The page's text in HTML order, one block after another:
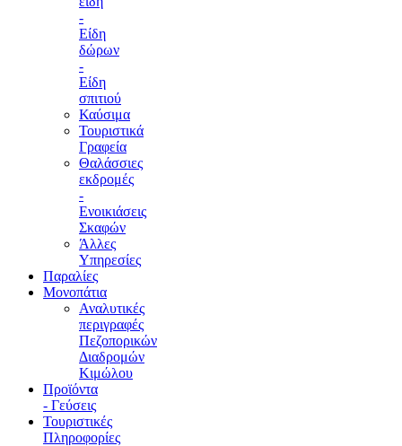
-
Είδη
δώρων
-
Είδη
σπιτιού
Καύσιμα
Τουριστικά
Γραφεία
Θαλάσσιες
εκδρομές
-
Ενοικιάσεις
Σκαφών
Άλλες
Υπηρεσίες
Παραλίες
Μονοπάτια
Αναλυτικές
περιγραφές
Πεζοπορικών
Διαδρομών
Κιμώλου
Προϊόντα
- Γεύσεις
Τουριστικές
Πληροφορίες